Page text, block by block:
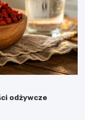
odżywcze